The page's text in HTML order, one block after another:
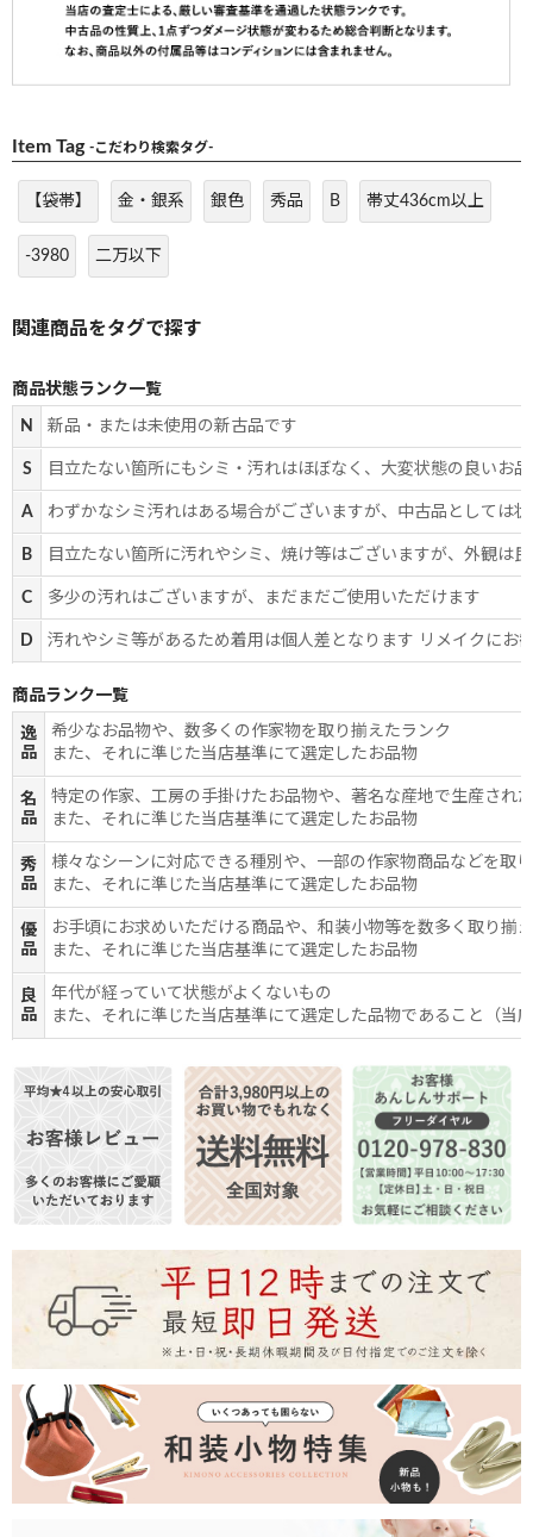
Item Tag -こだわり検索タグ-
【袋帯】 金・銀系 銀色 秀品 B 帯丈436cm以上
-3980 二万以下
商品状態ランク一覧
N 新品・または未使用の新古品です
S 目立たない箇所にもシミ・汚れはほぼなく、大変状態の良いお
A わずかなシミ汚れはある場合がございますが、中古品としては
B 目立たない箇所に汚れやシミ、焼け等はございますが、外観は
C 多少の汚れはございますが、まだまだご使用いただけます
D 汚れやシミ等があるため着用は個人差となります リメイクにお
商品ランク一覧
逸
品
希少なお品物や、数多くの作家物を取り揃えたランク
また、それに準じた当店基準にて選定したお品物
名
品
特定の作家、工房の手掛けたお品物や、著名な産地で生産され
また、それに準じた当店基準にて選定したお品物
秀
品
様々なシーンに対応できる種別や、一部の作家物商品などを取
また、それに準じた当店基準にて選定したお品物
優
品
お手頃にお求めいただける商品や、和装小物等を数多く取り揃
また、それに準じた当店基準にて選定したお品物
良
品
年代が経っていて状態がよくないもの
また、それに準じた当店基準にて選定した品物であること（当